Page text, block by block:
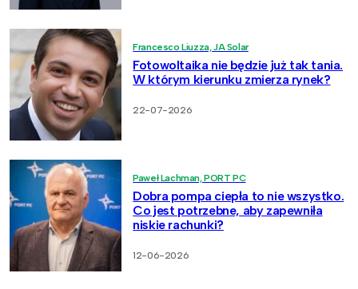
Francesco Liuzza, JA Solar
Fotowoltaika nie będzie już tak tania.
W którym kierunku zmierza rynek?
22-07-2026
Paweł Lachman, PORT PC
Dobra pompa ciepła to nie wszystko.
Co jest potrzebne, aby zapewniła
niskie rachunki?
12-06-2026